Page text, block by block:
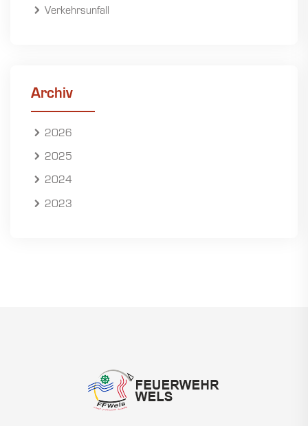
Verkehrsunfall
Archiv
2026
2025
2024
2023